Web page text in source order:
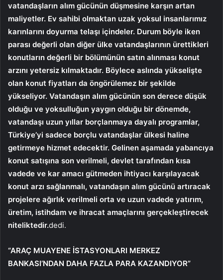
vatandaşların alım gücünün düşmesine karşın artan
maliyetler. Ev sahibi olmaktan uzak yoksul insanlarımız
karınlarını doyurma telaşı içindeler. Durum böyle iken
parası değerli olan diğer ülke vatandaşlarının ürettikleri
konutların değerli bir bölümünün satın alınması konut
arzını yetersiz kılmaktadır. Böylece aslında yükselişte
olan konut fiyatları da öngörülemez bir şekilde
yükseliyor. Vatandaşın alım gücünün son derece düşük
olduğu ve yoksulluğun yaygın olduğu bir dönemde,
vatandaşı uzun yıllar borçlanmaya dayalı programlar,
Türkiye’yi sadece borçlu vatandaşlar ülkesi haline
getirmeye hizmet edecektir. Gelinen aşamada yabancıya
konut satışına son verilmeli, devlet tarafından kısa
vadede ve kar amacı gütmeden ihtiyacı karşılayacak
konut arzı sağlanmalı, vatandaşın alım gücünü artıracak
projelere ağırlık verilmeli orta ve uzun vadede yatırım,
üretim, istihdam ve ihracat amaçlarını gerçekleştirecek
niteliktedir.dedi.
“ARAÇ MUAYENE İSTASYONLARI MERKEZ
BANKASI’NDAN DAHA FAZLA PARA KAZANDIYOR”